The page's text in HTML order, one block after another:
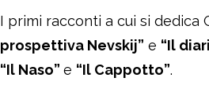
I primi racconti a cui si dedica
prospettiva Nevskij” e “Il
“Il Naso” e “Il Cappotto”.